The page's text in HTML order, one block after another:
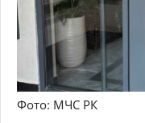
Фото: МЧС РК